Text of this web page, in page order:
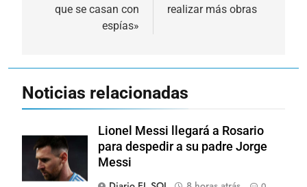
que se casan con
espías»
realizar más obras
Noticias relacionadas
Lionel Messi llegará a Rosario
para despedir a su padre Jorge
Messi